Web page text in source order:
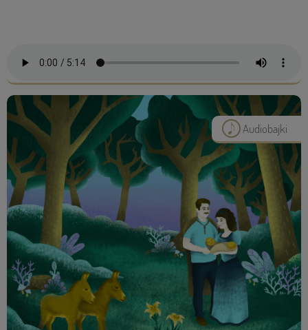
Audiobajki